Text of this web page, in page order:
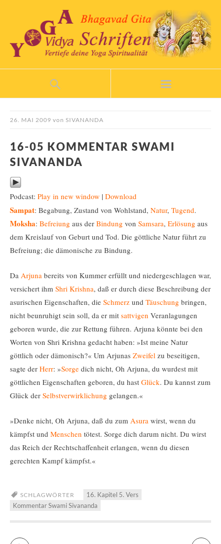
26. MAI 2009 von SIVANANDA
16-05 KOMMENTAR SWAMI
SIVANANDA
Podcast: Play in new window | Download
Sampat: Begabung, Zustand von Wohlstand, Natur, Tugend.
Moksha: Befreiung aus der Bindung von Samsara, Erlösung aus
dem Kreislauf von Geburt und Tod. Die göttliche Natur führt zu
Befreiung; die dämonische zu Bindung.
Da Arjuna bereits von Kummer erfüllt und niedergeschlagen war,
versichert ihm Shri Krishna, daß er durch diese Beschreibung der
asurischen Eigenschaften, die Schmerz und Täuschung bringen,
nicht beunruhigt sein soll, da er mit sattvigen Veranlagungen
geboren wurde, die zur Rettung führen. Arjuna könnte bei den
Worten von Shri Krishna gedacht haben: »Ist meine Natur
göttlich oder dämonisch?« Um Arjunas Zweifel zu beseitigen,
sagte der Herr: »Sorge dich nicht, Oh Arjuna, du wurdest mit
göttlichen Eigenschaften geboren, du hast Glück. Du kannst zum
Glück der Selbstverwirklichung gelangen.«
»Denke nicht, Oh Arjuna, daß du zum Asura wirst, wenn du
kämpfst und Menschen tötest. Sorge dich darum nicht. Du wirst
das Reich der Rechtschaffenheit erlangen, wenn du diesen
gerechten Kampf kämpfst.«
SCHLAGWÖRTER
16. Kapitel 5. Vers
Kommentar Swami Sivananda